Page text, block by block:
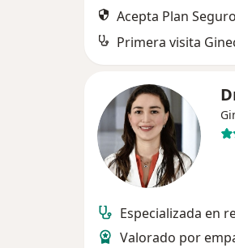
Acepta Plan Seguro
Primera visita
Especializada en
Valorado por